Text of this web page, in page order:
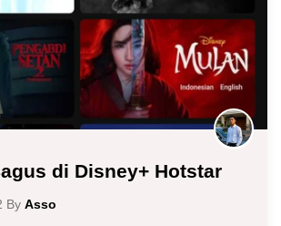
di Disney+ Hotstar
By Asso